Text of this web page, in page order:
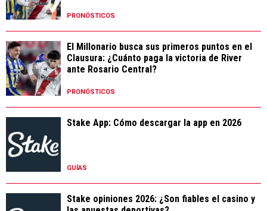
PRONÓSTICOS
El Millonario busca sus primeros puntos en el
Clausura: ¿Cuánto paga la victoria de River
ante Rosario Central?
PRONÓSTICOS
Stake App: Cómo descargar la app en 2026
GUÍAS
Stake opiniones 2026: ¿Son fiables el casino y